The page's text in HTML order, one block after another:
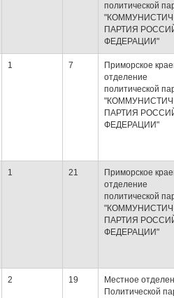
политической
ПАРТИЯ
ФЕДЕРАЦИИ"
1 7
Приморское
отделение
политической
ПАРТИЯ
ФЕДЕРАЦИИ"
1 21
Приморское
отделение
политической
ПАРТИЯ
ФЕДЕРАЦИИ"
2 19
Местное
Политической